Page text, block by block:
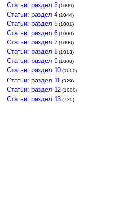
Статьи: раздел 3 (1000)
Статьи: раздел 4 (1044)
Статьи: раздел 5 (1001)
Статьи: раздел 6 (1000)
Статьи: раздел 7 (1000)
Статьи: раздел 8 (1013)
Статьи: раздел 9 (1000)
Статьи: раздел 10 (1000)
Статьи: раздел 11 (329)
Статьи: раздел 12 (1000)
Статьи: раздел 13 (730)